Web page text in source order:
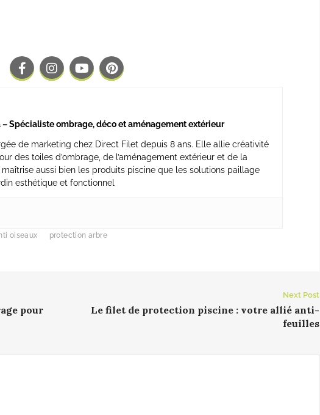
– Spécialiste ombrage, déco et aménagement extérieur
de marketing chez Direct Filet depuis 8 ans. Elle allie créativité
des toiles d’ombrage, de l’aménagement extérieur et de la
aussi bien les produits piscine que les solutions paillage
esthétique et fonctionnel
oiseaux protection arbre
pour
Next Post
Le filet de protection piscine : votre allié anti-
feuilles